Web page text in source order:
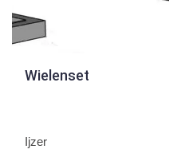
Wielenset
Ijzer